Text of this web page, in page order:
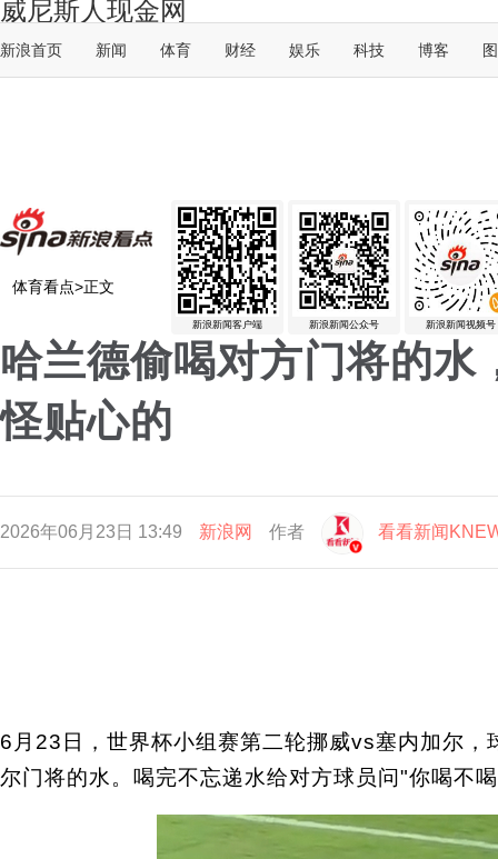
威尼斯人现金网
新浪首页 新闻 体育 财经 娱乐 科技 博客
体育看点>正文
新浪新闻客户端 新浪新闻公众号 新浪新闻视频号
哈兰德偷喝对方门将的
怪贴心的
2026年06月23日 13:49 新浪网 作者 看看新闻
6月23日，世界杯小组赛第二轮挪威vs塞内加尔
尔门将的水。喝完不忘递水给对方球员问"你喝不